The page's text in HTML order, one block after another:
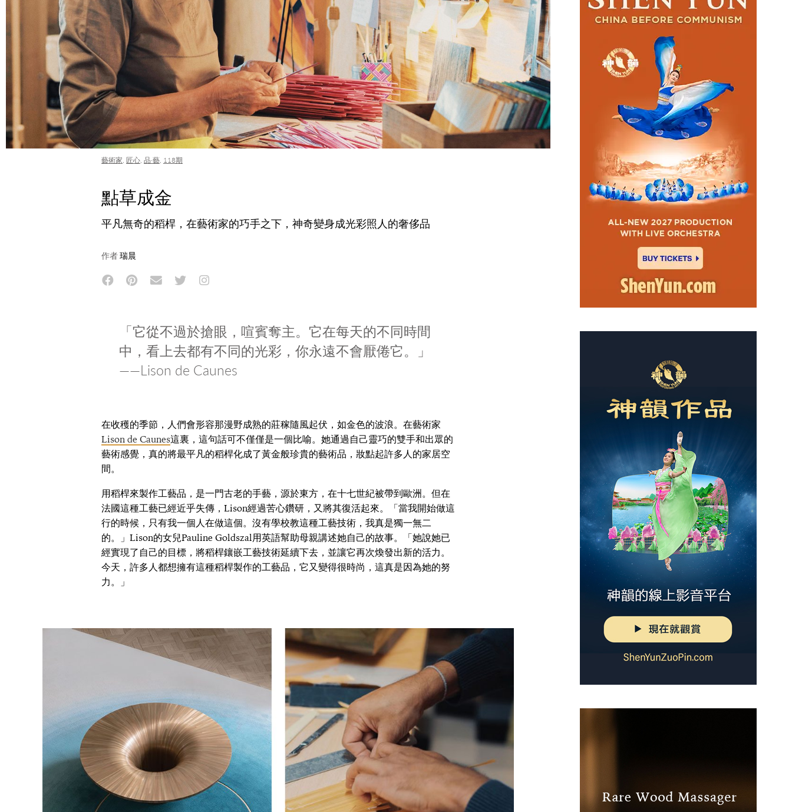
藝術家 匠心 品·藝 118期
點草成金
平凡無奇的稻桿，在藝術家的巧手之下，神奇變身成光彩照人的奢侈品
作者瑞晨
「它從不過於搶眼，喧賓奪主。它在每天的不同時間
中，看上去都有不同的光彩，你永遠不會厭倦它。」
——Lison de Caunes
在收穫的季節，人們會形容那漫野成熟的莊稼隨風起伏，如金色的波浪。在藝術家
Lison de Caunes這裏，這句話可不僅僅是一個比喻。她通過自己靈巧的雙手和出眾的
藝術感覺，真的將最平凡的稻桿化成了黃金般珍貴的藝術品，妝點起許多人的家居空
間。
用稻桿來製作工藝品，是一門古老的手藝，源於東方，在十七世紀被帶到歐洲。但在
法國這種工藝已經近乎失傳，Lison經過苦心鑽研，又將其復活起來。「當我開始做這
行的時候，只有我一個人在做這個。沒有學校教這種工藝技術，我真是獨一無二
的。」Lison的女兒Pauline Goldszal用英語幫助母親講述她自己的故事。「她說她已
經實現了自己的目標，將稻桿鑲嵌工藝技術延續下去，並讓它再次煥發出新的活力。
今天，許多人都想擁有這種稻桿製作的工藝品，它又變得很時尚，這真是因為她的努
力。」